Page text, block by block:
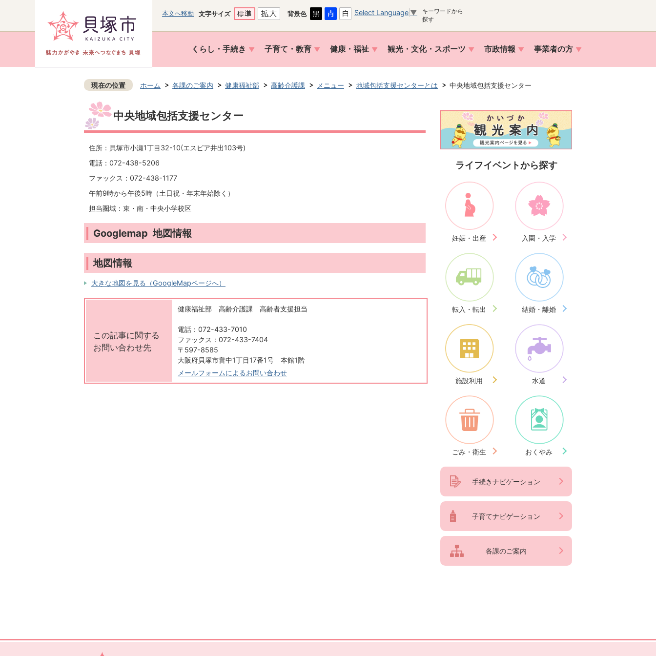
本文へ移動 文字サイズ 背景色 Select Language ▼
キーワードから
探す
くらし・手続き 子育て・教育 健康・福祉 観光・文化・スポーツ 市政情報 事業者の方
現在の位置 ホーム 各課のご案内 健康福祉部 高齢介護課 メニュー 地域包括支援センターとは 中央地域包括支援センター
中央地域包括支援センター
住所：貝塚市小瀬1丁目32-10(エスピア井出103号)
電話：072-438-5206
ファックス：072-438-1177
午前9時から午後5時（土日祝・年末年始除く）
担当圏域：東・南・中央小学校区
Googlemap 地図情報
地図情報
大きな地図を見る（GoogleMapページへ）
この記事に関する
お問い合わせ先
健康福祉部 高齢介護課 高齢者支援担当
電話：072-433-7010
ファックス：072-433-7404
〒597-8585
大阪府貝塚市畠中1丁目17番1号 本館1階
メールフォームによるお問い合わせ
ライフイベントから探す
妊娠・出産 入園・入学
転入・転出 結婚・離婚
施設利用 水道
ごみ・衛生 おくやみ
手続きナビゲーション
子育てナビゲーション
各課のご案内